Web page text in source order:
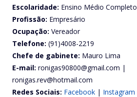
Escolaridade: Ensino Médio Completo
Profissão: Empresário
Ocupação: Vereador
Telefone: (91)4008-2219
Chefe de gabinete: Mauro Lima
E-mail: ronigas90800@gmail.com |
ronigas.rev@hotmail.com
Redes Sociais: Facebook | Instagram